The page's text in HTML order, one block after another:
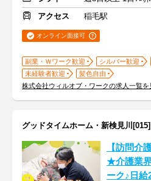
アクセス
稲毛駅
オンライン面接可
副業・Ｗワーク歓迎 シルバー歓迎
未経験者歓迎
髪色自由
株式会社ウィルオブ・ワークの求人一覧を
グッドタイムホーム・新検見川[015]
【訪問介
★介護業
ーク♪日給